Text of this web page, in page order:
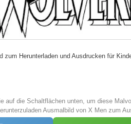
zum Herunterladen und Ausdrucken für
auf die Schaltflächen unten, um diese
Ausmalbild von X Men zum